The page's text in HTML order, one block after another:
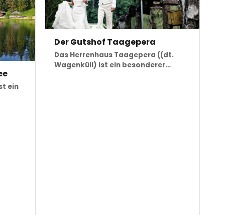
ein
Der Gutshof Taagepera
Das Herrenhaus Taagepera ((dt.
Wagenküll) ist ein besonderer…